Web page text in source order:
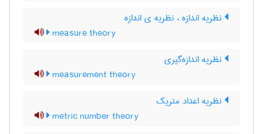
نظریه اندازه ، نظریه ی اندازه
measure theory
نظریه اندازه‌گیری
measurement theory
نظریه اعداد متریک
metric number theory